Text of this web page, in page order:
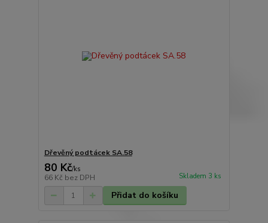
Dřevěný podtácek SA.58
80 Kč/ks
66 Kč bez DPH Skladem 3 ks
Přidat do košíku